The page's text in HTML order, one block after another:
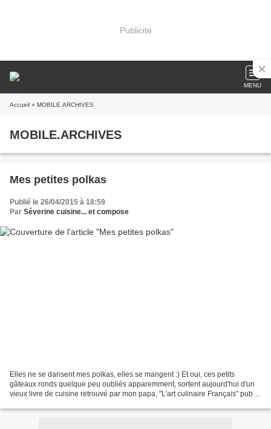
Publicité
MENU
Accueil » MOBILE.ARCHIVES
MOBILE.ARCHIVES
Mes petites polkas
Publié le 26/04/2015 à 18:59
Par Séverine cuisine... et compose
Elles ne se dansent mes polkas, elles se mangent :) Et oui, ces petits
gâteaux ronds quelque peu oubliés apparemment, sortent aujourd'hui d'un
vieux livre de cuisine retrouvé par mon papa, "L'art culinaire Français" publié